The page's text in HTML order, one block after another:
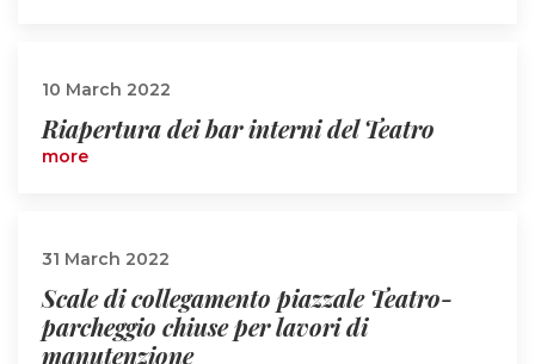
10 March 2022
Riapertura dei bar interni del Teatro
more
31 March 2022
Scale di collegamento piazzale Teatro-
parcheggio chiuse per lavori di
manutenzione